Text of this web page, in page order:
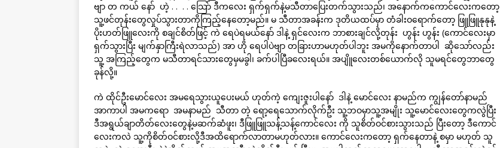
ဗျာ တ ကယ် နော် ဟဲ့ . . . . သြော် ဒီကလေး ရှက်ရှက်နဲ့မသီတာပြေးတက်သွားသည်၊ အနောက်ကကောင်လေးကတော့
သူ့ဖင်တုန်းတွေလှုပ်သွားတာကိုကြည့်နေတော့မည်။ မ သီတာအခန်းက ဒုတိယထပ်မှာ တံခါးဝရောက်တော့ ဖြူဖြူနုနုနဲ့
ပိုးဟတ်ဖြူလေးကို စချင်စိတ်ဖြင့် ကဲ ရေပဲရမယ်နော် ဒါနဲ့ ရှင်လေးက ဘာစားချင်လို့တုန်း ဟွန်း ဟွန်း (ကောင်လေးမှာ
ရှက်သွားပြီး မျက်နှာကြီးရဲလာသည်) အာ ဟို ရေပါပဲဗျာ တခြားဟာမဟုတ်ပါဘူး အမကိုနောက်တာပါ ဆိုသော်လည်း
သူ့ အကြည့်တွေက မသီတာရင်သားတွေမှမခွါ၊ ခက်ပါပြီခလေးရယ်။ အပျိူလေးတစ်ယောက်လို သူမရင်တွေဘာတွေ
ခုန်လို့။
ကဲ ထိုင်ဦးမောင်လေး အမရေသွားယူပေးမယ် ဟုတ်ကဲ့ ကျေးဇူးပါနော် ဒါနဲ့ မောင်လေး နာမည်က ကျွန်တော်နာမည်
အာကာပါ အမကရော အမနာမည် သီတာ တဲ့ ရော့ရေသောက်လိုက်ဦး သူ့ဘဝမှာသူ့အမျိုး သူ့မောင်လေးတွေကလွဲပြီး
ဒီအရွယ်ချာတိတ်လေးတွေနဲ့မဆက်ဆံဖူး၊ ဒီဖြူဖြူသန့်သန့်ကောင်လေး ကို သူစိတ်ဝင်စားသွားသည် ပြီးတော့ ဒီကောင်
လေးကလဲ သူ့ကိုစိတ်ဝင်စားလို့ဒီအထိရောက်လာတာမဟုတ်လား။ ကောင်လေးကတော့ ရှက်နေတာနဲ့ စမှာ မဟုတ် သူ